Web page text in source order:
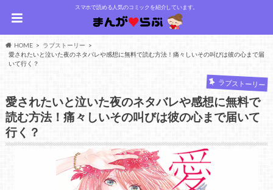
スマホで読める人気のコミックを紹介しています。
HOME
ラブストーリー
愛されたいと泣いた夜のネタバレや感想に無料で読む方法！痛々しいその叫びは彼の心まで届
いて行く？
ラブストーリー
愛されたいと泣いた夜のネタバレや感想に無料で
読む方法！痛々しいその叫びは彼の心まで届いて
行く？